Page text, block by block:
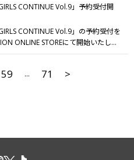
TOUR 2022 "ANSWER... "』を開催
の自分の姿を明かした全17公演に及
ーから、武蔵野の森総合スポーツプ
での東京公演の模様をレポートす
を開催。昨年9月からスタートした
成となる今回のツアーだが、EXILE
アー」とはどんなものなのか？過去
TAKAHIRO、NAOTO、白濱亜嵐と
ひもとく。◆7/14今回の東京ドーム
、NAOTO、白濱亜嵐が「EXILE
18:00
BOYZ18:00 THE
項を必ずご確認のうえ、お楽しみく
カプセルご購入手順】1.プレイに必
き【カプセルコインについて】
ルコインの購入日を起算日としま
CONTINUE Vol.9」予約受付開
CONTINUE Vol.9」の予約受付を
ONLINE STOREにて開始いたしま
画『HiGH&LOW THE WORST X』三
&スペシャル鼎談を含む、30ページの
59 ... 71 >